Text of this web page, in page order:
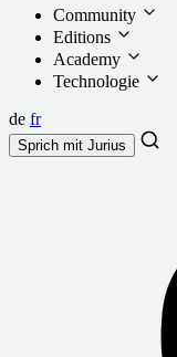
Community
Editions
Academy
Technologie
de fr
Sprich mit Jurius